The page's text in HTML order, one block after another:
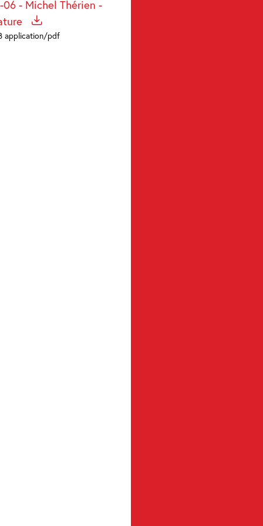
- Michel Thérien -
application/pdf